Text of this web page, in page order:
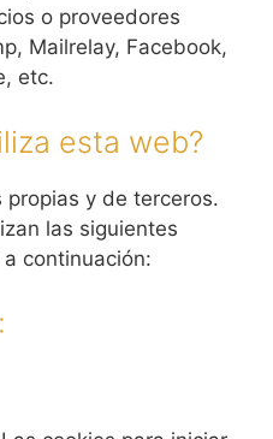
o proveedores
Mailrelay, Facebook,
etc.
esta web?
y de terceros.
las siguientes
continuación: